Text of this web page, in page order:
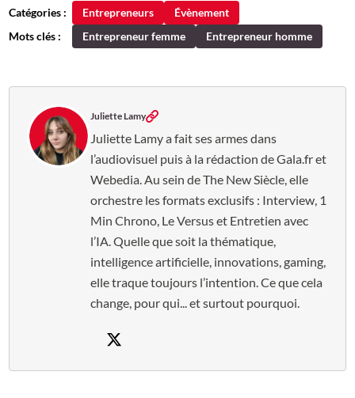
Catégories : Entrepreneurs
Évènement
Mots clés :
Entrepreneur femme Entrepreneur homme
Juliette Lamy
Juliette Lamy a fait ses armes dans
l’audiovisuel puis à la rédaction de Gala.fr et
Webedia. Au sein de The New Siècle, elle
orchestre les formats exclusifs : Interview, 1
Min Chrono, Le Versus et Entretien avec
l’IA. Quelle que soit la thématique,
intelligence artificielle, innovations, gaming,
elle traque toujours l’intention. Ce que cela
change, pour qui... et surtout pourquoi.